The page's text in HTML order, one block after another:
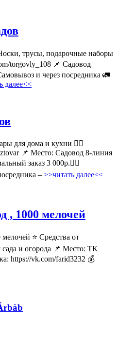
трусы, подарочные наборы
torgovly_108 📌 Садовод
и через посредника 🚛
далее<<
для дома и кухни 👉🏻
📌 Место: Садовод 8-линия
заказ 3 000р.🚶‍♀
– >>читать далее<<
, 1000 мелочей
⭐ Средства от
и огорода 📌 Место: ТК
https://vk.com/farid3232 💰